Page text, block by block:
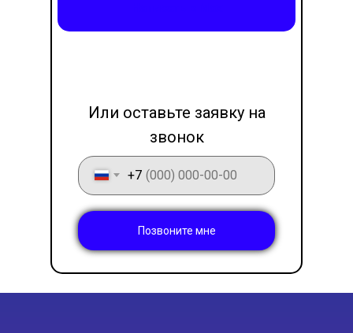
+7
Позвоните мне
Или оставьте заявку на
звонок